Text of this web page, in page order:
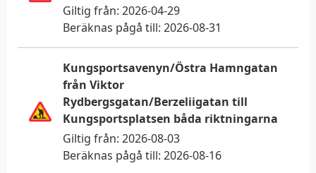
Denna webbplats
använder kakor
Giltig från: 2026-04-29
Beräknas pågå till: 2026-08-31
Kungsportsavenyn/Östra Hamngatan
från Viktor
Rydbergsgatan/Berzeliigatan till
Kungsportsplatsen båda riktningarna
Giltig från: 2026-08-03
Beräknas pågå till: 2026-08-16